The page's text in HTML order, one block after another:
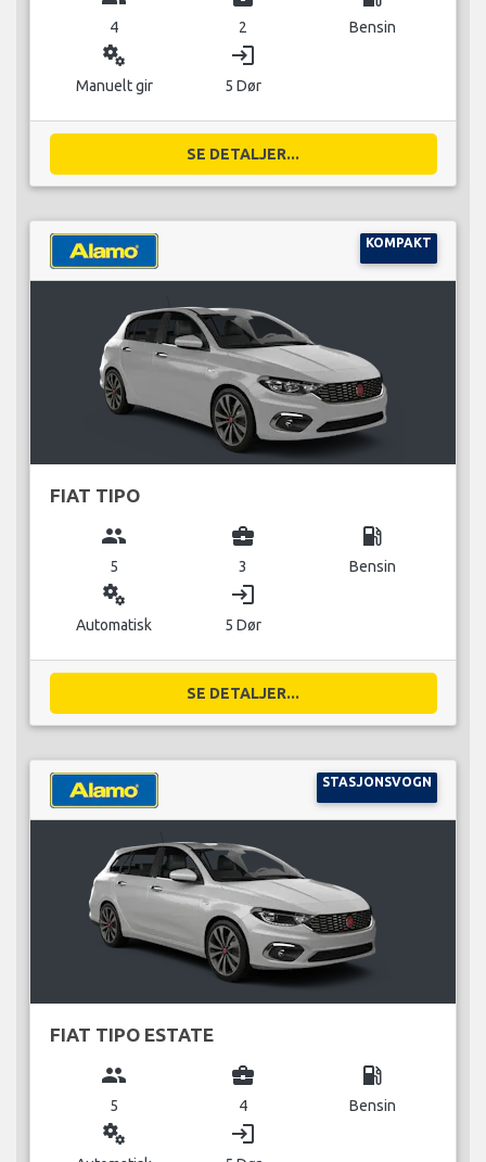
4 2 Bensin
miscellaneous_services
Manuelt gir
login
5 Dør
SE DETALJER...
KOMPAKT
FIAT TIPO
group
5
business_center
3
local_gas_station
Bensin
miscellaneous_services
Automatisk
login
5 Dør
SE DETALJER...
STASJONSVOGN
FIAT TIPO ESTATE
group
5
business_center
4
local_gas_station
Bensin
miscellaneous_services login